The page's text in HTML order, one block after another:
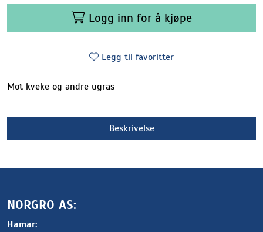
Logg inn for å kjøpe
Legg til favoritter
Mot kveke og andre ugras
Beskrivelse
NORGRO AS:
Hamar: